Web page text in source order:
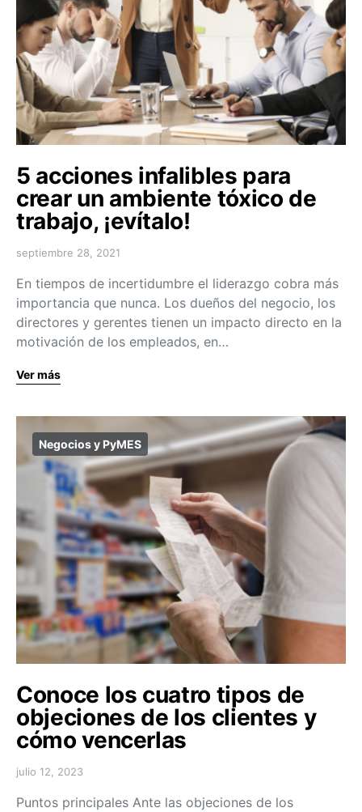
5 acciones infalibles para
crear un ambiente tóxico de
trabajo, ¡evítalo!
septiembre 28, 2021
En tiempos de incertidumbre el liderazgo cobra más
importancia que nunca. Los dueños del negocio, los
directores y gerentes tienen un impacto directo en la
motivación de los empleados, en…
Ver más
Negocios y PyMES
Conoce los cuatro tipos de
objeciones de los clientes y
cómo vencerlas
julio 12, 2023
Puntos principales Ante las objeciones de los